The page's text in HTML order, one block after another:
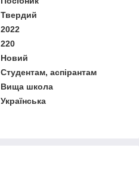
Твердий
2022
220
Новий
Студентам, аспірантам
Вища школа
Українська